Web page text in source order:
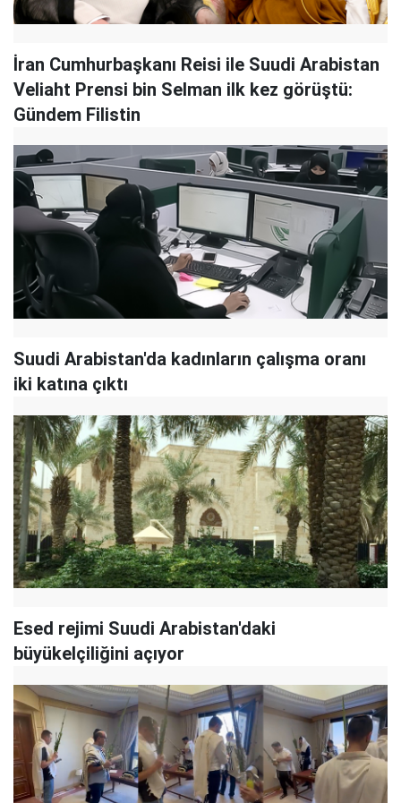
İran Cumhurbaşkanı Reisi ile Suudi Arabistan
Veliaht Prensi bin Selman ilk kez görüştü:
Gündem Filistin
Suudi Arabistan'da kadınların çalışma oranı
iki katına çıktı
Esed rejimi Suudi Arabistan'daki
büyükelçiliğini açıyor